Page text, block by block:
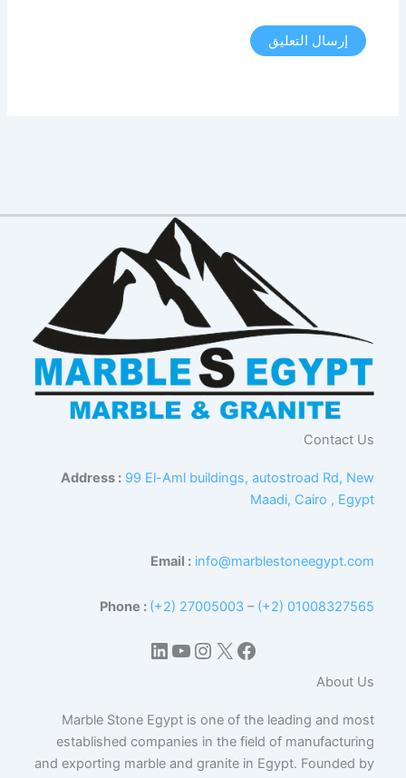
Contact Us
Address : 99 El-Aml buildings, autostroad Rd, New
Maadi, Cairo , Egypt
Email : info@marblestoneegypt.com
Phone : (+2) 27005003 – (+2) 01008327565
فيسبوك
إكسإنستجرام
يوتيوب
لينكد إن
About Us
Marble Stone Egypt is one of the leading and most
established companies in the field of manufacturing
and exporting marble and granite in Egypt. Founded by